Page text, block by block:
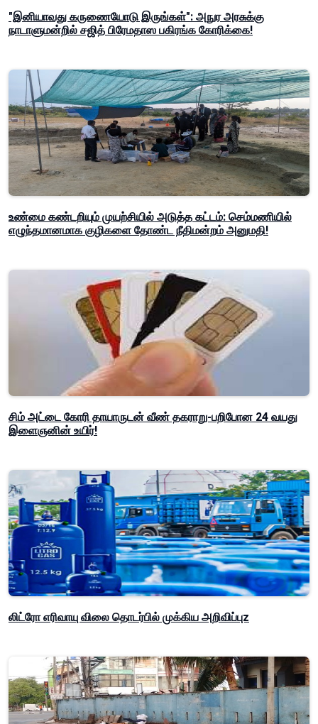
"இனியாவது கருணையோடு இருங்கள்": அநுர அரசுக்கு
நாடாளுமன்றில் சஜித் பிரேமதாஸ பகிரங்க கோரிக்கை!
உண்மை கண்டறியும் முயற்சியில் அடுத்த கட்டம்: செம்மணியில்
எழுந்தமானமாக குழிகளை தோண்ட நீதிமன்றம் அனுமதி!
சிம் அட்டை கோரி தாயாருடன் வீண் தகராறு-பறிபோன 24 வயது
இளைஞனின் உயிர்!
லிட்ரோ எரிவாயு விலை தொடர்பில் முக்கிய அறிவிப்புz